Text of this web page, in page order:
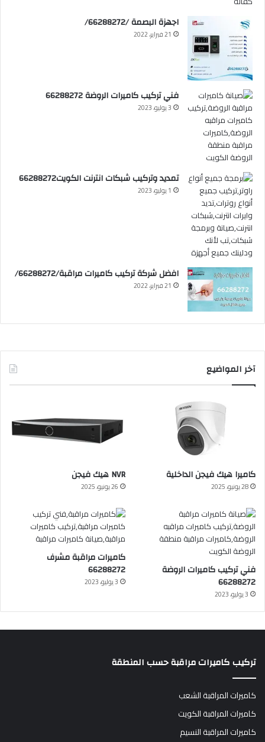
اجهزة البصمة /66288272/
21 فبراير، 2022
فني تركيب كاميرات الروضة 66288272
3 يوليو، 2023
تمديد وتركيب شبكات انترنت الكويت66288272
1 يوليو، 2023
افضل شركة تركيب كاميرات مراقبة/66288272/
21 فبراير، 2022
آخر المواضيع
كاميرا هيك فيجن الداخلية
28 يونيو، 2025
NVR هيك فيجن
26 يونيو، 2025
فني تركيب كاميرات الروضة
66288272
3 يوليو، 2023
كاميرات مراقبة مشرف
66288272
3 يوليو، 2023
تركيب كاميرات مراقبة حسب المنطقة
كاميرات المراقبة الشعب
كاميرات المراقبة الكويت
كاميرات المراقبة النسيم